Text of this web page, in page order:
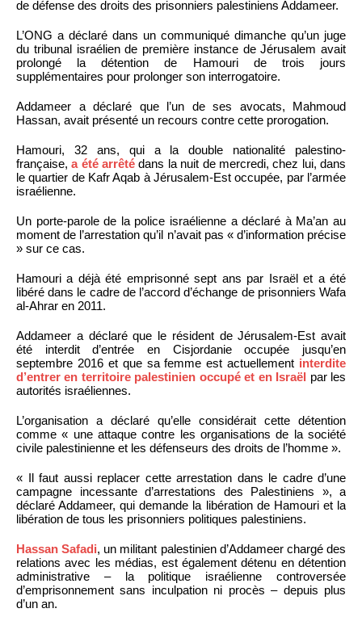
de défense des droits des prisonniers palestiniens Addameer.
L’ONG a déclaré dans un communiqué dimanche qu’un juge
du tribunal israélien de première instance de Jérusalem avait
prolongé la détention de Hamouri de trois jours
supplémentaires pour prolonger son interrogatoire.
Addameer a déclaré que l’un de ses avocats, Mahmoud
Hassan, avait présenté un recours contre cette prorogation.
Hamouri, 32 ans, qui a la double nationalité palestino-
française,a été arrêté dans la nuit de mercredi, chez lui, dans
le quartier de Kafr Aqab à Jérusalem-Est occupée, par l’armée
israélienne.
Un porte-parole de la police israélienne a déclaré à Ma’an au
moment de l’arrestation qu’il n’avait pas « d’information précise
» sur ce cas.
Hamouri a déjà été emprisonné sept ans par Israël et a été
libéré dans le cadre de l’accord d’échange de prisonniers Wafa
al-Ahrar en 2011.
Addameer a déclaré que le résident de Jérusalem-Est avait
été interdit d’entrée en Cisjordanie occupée jusqu’en
septembre 2016 et que sa femme est actuellement interdite
d’entrer en territoire palestinien occupé et en Israël par les
autorités israéliennes.
L’organisation a déclaré qu’elle considérait cette détention
comme « une attaque contre les organisations de la société
civile palestinienne et les défenseurs des droits de l’homme ».
« Il faut aussi replacer cette arrestation dans le cadre d’une
campagne incessante d’arrestations des Palestiniens », a
déclaré Addameer, qui demande la libération de Hamouri et la
libération de tous les prisonniers politiques palestiniens.
Hassan Safadi, un militant palestinien d’Addameer chargé des
relations avec les médias, est également détenu en détention
administrative – la politique israélienne controversée
d’emprisonnement sans inculpation ni procès – depuis plus
d’un an.